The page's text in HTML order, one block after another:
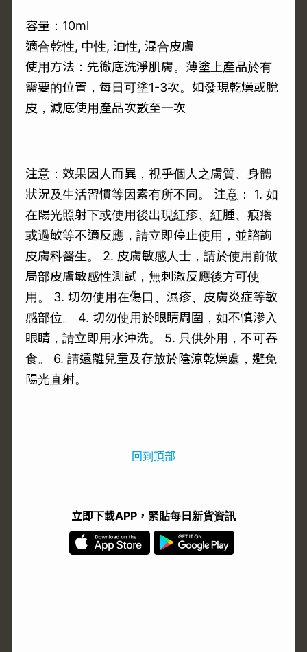
容量：10ml
適合乾性, 中性, 油性, 混合皮膚
使用方法：先徹底洗淨肌膚。薄塗上產品於有
需要的位置，每日可塗1-3次。如發現乾燥或脫
皮，減底使用產品次數至一次
注意：效果因人而異，視乎個人之膚質、身體
狀況及生活習慣等因素有所不同。 注意： 1. 如
在陽光照射下或使用後出現紅疹、紅腫、痕癢
或過敏等不適反應，請立即停止使用，並諮詢
皮膚科醫生。 2. 皮膚敏感人士，請於使用前做
局部皮膚敏感性測試，無刺激反應後方可使
用。 3. 切勿使用在傷口、濕疹、皮膚炎症等敏
感部位。 4. 切勿使用於眼睛周圍，如不慎滲入
眼睛，請立即用水沖洗。 5. 只供外用，不可吞
食。 6. 請遠離兒童及存放於陰涼乾燥處，避免
陽光直射。
回到頂部
立即下載APP，緊貼每日新貨資訊